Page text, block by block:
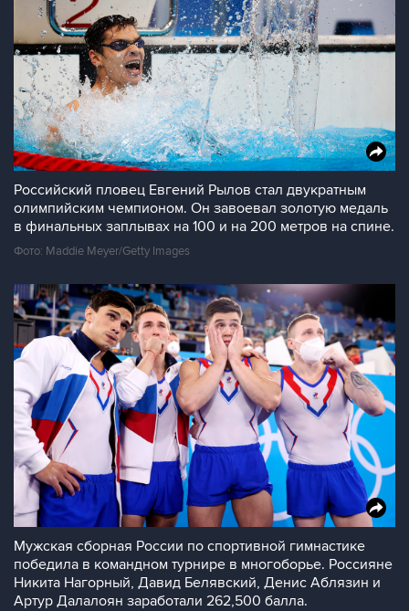
Российский пловец Евгений Рылов стал двукратным
олимпийским чемпионом. Он завоевал золотую медаль
в финальных заплывах на 100 и на 200 метров на спине.
Фото: Maddie Meyer/Getty Images
Мужская сборная России по спортивной гимнастике
победила в командном турнире в многоборье. Россияне
Никита Нагорный, Давид Белявский, Денис Аблязин и
Артур Далалоян заработали 262,500 балла.